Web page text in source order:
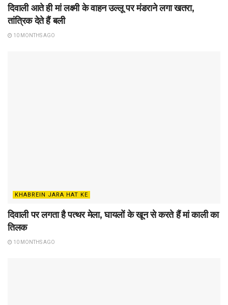
दिवाली आते ही मां लक्ष्मी के वाहन उल्लू पर मंडराने लगा खतरा,
तांत्रिक देते हैं बली
10 MONTHS AGO
KHABREIN JARA HAT KE
दिवाली पर लगता है पत्थर मेला, घायलों के खून से करते हैं मां काली का
तिलक
10 MONTHS AGO